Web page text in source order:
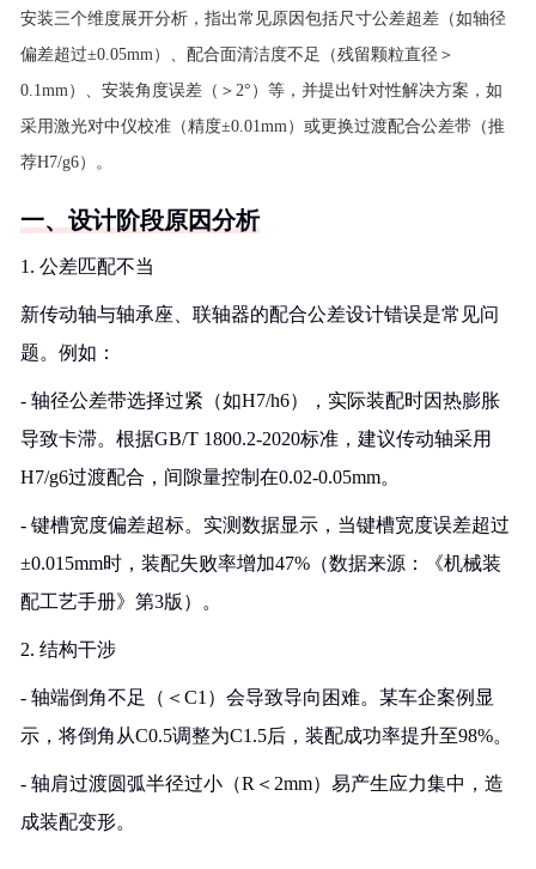
安装三个维度展开分析，指出常见原因包括尺寸公差超差（如轴径
偏差超过±0.05mm）、配合面清洁度不足（残留颗粒直径＞
0.1mm）、安装角度误差（＞2°）等，并提出针对性解决方案，如
采用激光对中仪校准（精度±0.01mm）或更换过渡配合公差带（推
荐H7/g6）。
一、设计阶段原因分析
1. 公差匹配不当
新传动轴与轴承座、联轴器的配合公差设计错误是常见问
题。例如：
- 轴径公差带选择过紧（如H7/h6），实际装配时因热膨胀
导致卡滞。根据GB/T 1800.2-2020标准，建议传动轴采用
H7/g6过渡配合，间隙量控制在0.02-0.05mm。
- 键槽宽度偏差超标。实测数据显示，当键槽宽度误差超过
±0.015mm时，装配失败率增加47%（数据来源：《机械装
配工艺手册》第3版）。
2. 结构干涉
- 轴端倒角不足（＜C1）会导致导向困难。某车企案例显
示，将倒角从C0.5调整为C1.5后，装配成功率提升至98%。
- 轴肩过渡圆弧半径过小（R＜2mm）易产生应力集中，造
成装配变形。